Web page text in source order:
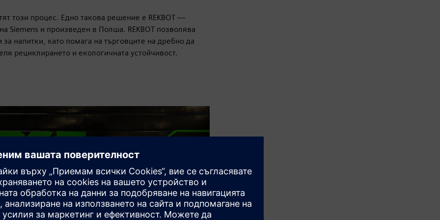
този процес. Едно такова решение е REKBOT —
Siemens и произведен в Полша. REKBOT позволява
напитки, като помага на търговците на дребно да
рециклирането и екологичната устойчивост.